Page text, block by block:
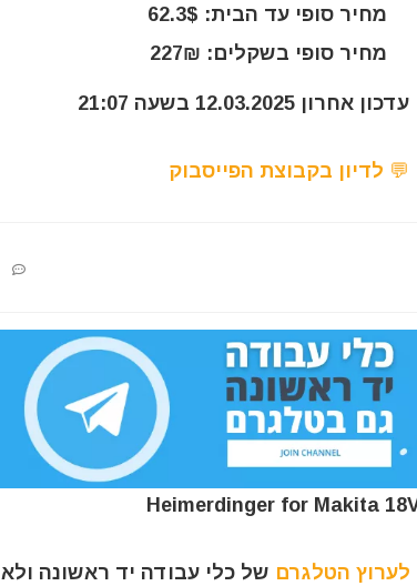
מחיר סופי עד הבית: 62.3$
מחיר סופי בשקלים: 227₪
עדכון אחרון 12.03.2025 בשעה 21:07
💬 לדיון בקבוצת הפייסבוק
לערוץ הטלגרם של כלי עבודה יד ראשונה ולא